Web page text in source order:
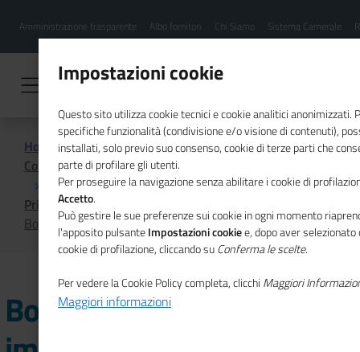
contenuto
Menu
hamburgher
Amministrazione trasparente Albo fornitori Chi Siamo Sistema Camerale
Home
Comunicazione istituzionale per il sistema camerale
Primo Piano
Bolletta elettrica delle imprese: le novità dal 1 luglio
Bolletta elettrica delle
Impostazioni cookie
Questo sito utilizza cookie tecnici e cookie analitici anonimizzati.
specifiche funzionalità (condivisione e/o visione di contenuti),
installati, solo previo suo consenso, cookie di terze parti che
parte di profilare gli utenti.
Per proseguire la navigazione senza abilitare i cookie di
Accetto.
Può gestire le sue preferenze sui cookie in ogni momento
l'apposito pulsanteImpostazioni cookiee, dopo aver
cookie di profilazione, cliccando suConferma le scelte.
Per vedere la Cookie Policy completa, clicchi Maggiori
Maggiori informazioni